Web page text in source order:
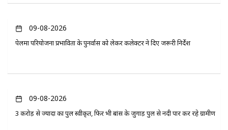
09-08-2026
पेलमा परियोजना प्रभावितों के पुनर्वास को लेकर कलेक्टर ने दिए जरूरी निर्देश
09-08-2026
3 करोड़ से ज्यादा का पुल स्वीकृत, फिर भी बांस के जुगाड़ पुल से नदी पार कर रहे ग्रामीण